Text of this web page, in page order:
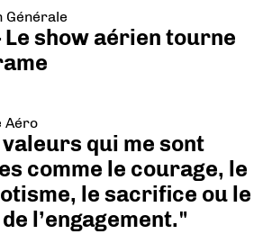
Générale
Le show aérien tourne
Aéro
valeurs qui me sont
comme le courage, le
le sacrifice ou le
l’engagement."